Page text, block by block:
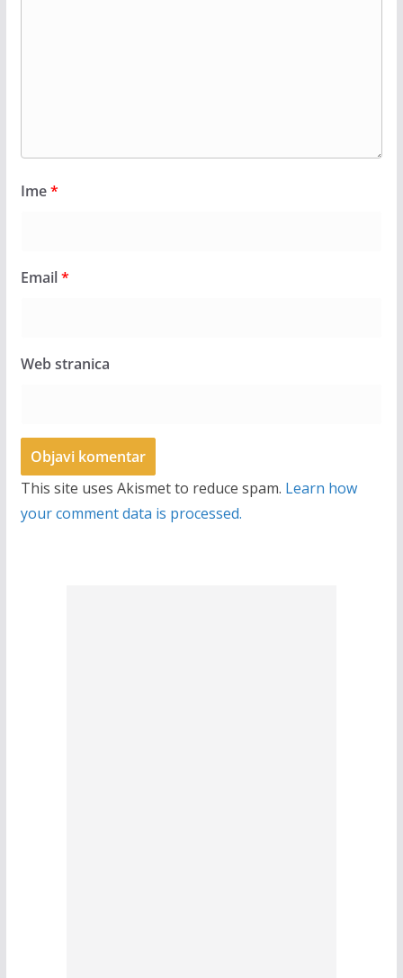
Ime*
Email*
Web stranica
This site uses Akismet to reduce spam. Learn how
your comment data is processed.